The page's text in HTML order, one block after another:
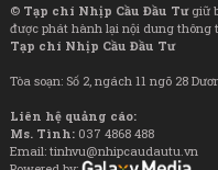
© Tạp chí Nhịp Cầu Đầu Tưgiữ
được phát hành lại nội dung thông
Tạp chí Nhịp Cầu Đầu Tư
Tòa soạn: Số 2, ngách 11 ngõ 28
Liên hệ quảng cáo:
Ms. Tình: 037 4868 488
Email: tinhvu@nhipcaudautu.vn